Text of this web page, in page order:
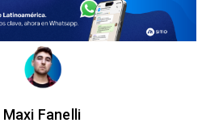
Maxi Fanelli